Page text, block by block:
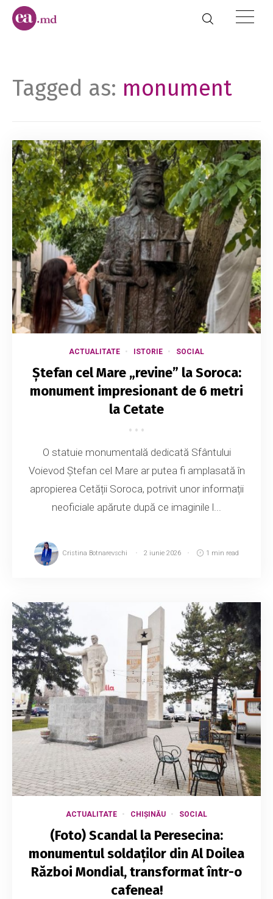
Tagged as: monument
ACTUALITATE ISTORIE SOCIAL
Ștefan cel Mare „revine” la Soroca:
monument impresionant de 6 metri
la Cetate
O statuie monumentală dedicată Sfântului
Voievod Ștefan cel Mare ar putea fi amplasată în
apropierea Cetății Soroca, potrivit unor informații
neoficiale apărute după ce imaginile l...
Cristina Botnarevschi 2 iunie 2026 1 min read
ACTUALITATE CHIȘINĂU SOCIAL
(Foto) Scandal la Peresecina:
monumentul soldaților din Al Doilea
Război Mondial, transformat într-o
cafenea!